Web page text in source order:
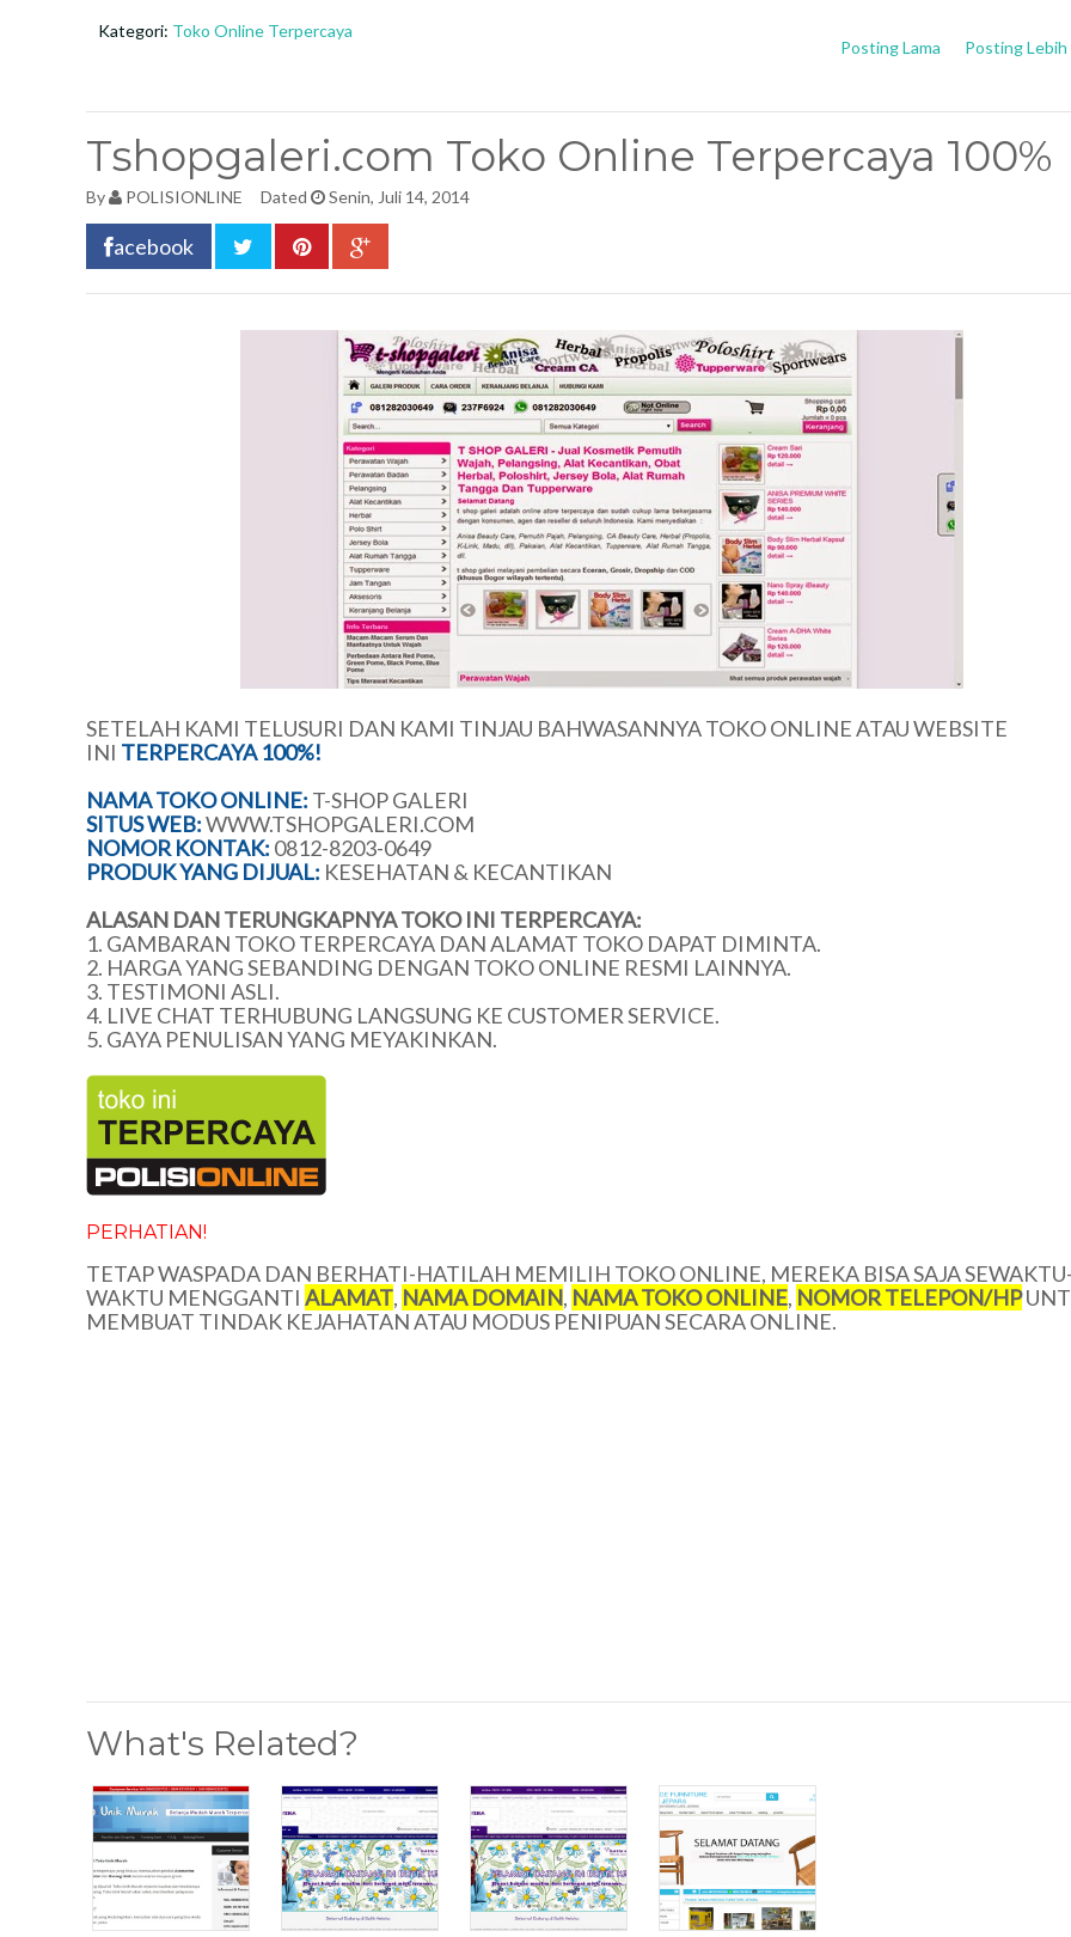
Kategori: Toko Online Terpercaya
Posting Lebih
Posting Lama
Tshopgaleri.com Toko Online Terpercaya 100%
By POLISIONLINE Dated Senin, Juli 14, 2014
acebook
SETELAH KAMI TELUSURI DAN KAMI TINJAU BAHWASANNYA TOKO ONLINE ATAU WEBSITE
INI TERPERCAYA 100%!
NAMA TOKO ONLINE: T-SHOP GALERI
SITUS WEB:WWW.TSHOPGALERI.COM
NOMOR KONTAK: 0812-8203-0649
PRODUK YANG DIJUAL: KESEHATAN & KECANTIKAN
ALASAN DAN TERUNGKAPNYA TOKO INI TERPERCAYA:
1. GAMBARAN TOKO TERPERCAYA DAN ALAMAT TOKO DAPAT DIMINTA.
2. HARGA YANG SEBANDING DENGAN TOKO ONLINE RESMI LAINNYA.
3. TESTIMONI ASLI.
4. LIVE CHAT TERHUBUNG LANGSUNG KE CUSTOMER SERVICE.
5. GAYA PENULISAN YANG MEYAKINKAN.
PERHATIAN!
TETAP WASPADA DAN BERHATI-HATILAH MEMILIH TOKO ONLINE, MEREKA BISA SAJA
WAKTU MENGGANTI ALAMAT, NAMA DOMAIN, NAMA TOKO ONLINE, NOMOR TELEPON/HP
MEMBUAT TINDAK KEJAHATAN ATAU MODUS PENIPUAN SECARA ONLINE.
What's Related?